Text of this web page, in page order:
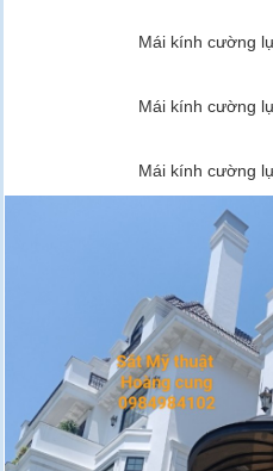
Mái kính cường
Mái kính cường
Mái kính cường